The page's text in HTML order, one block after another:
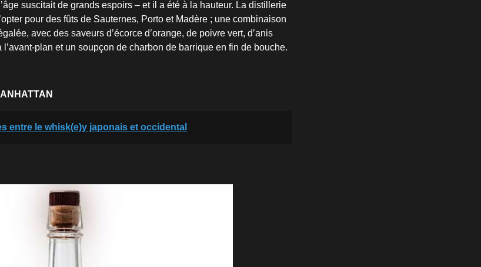
suscitait de grands espoirs – et il a été à la hauteur. La distillerie
pour des fûts de Sauternes, Porto et Madère ; une combinaison
avec des saveurs d’écorce d’orange, de poivre vert, d’anis
plan et un soupçon de charbon de barrique en fin de bouche.
entre le whisk(e)y japonais et occidental